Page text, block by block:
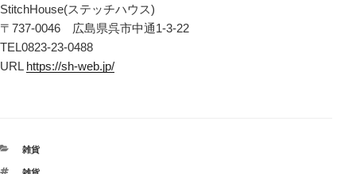
StitchHouse(ステッチハウス)
〒737-0046 広島県呉市中通1-3-22
TEL0823-23-0488
URL https://sh-web.jp/
カ
雑貨
タ